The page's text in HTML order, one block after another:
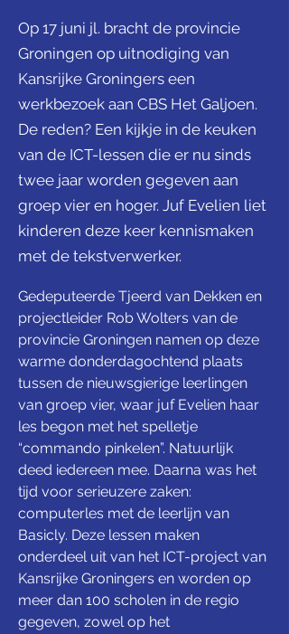
Op 17 juni jl. bracht de provincie
Groningen op uitnodiging van
Kansrijke Groningers een
werkbezoek aan CBS Het Galjoen.
De reden? Een kijkje in de keuken
van de ICT-lessen die er nu sinds
twee jaar worden gegeven aan
groep vier en hoger. Juf Evelien liet
kinderen deze keer kennismaken
met de tekstverwerker.
Gedeputeerde Tjeerd van Dekken en
projectleider Rob Wolters van de
provincie Groningen namen op deze
warme donderdagochtend plaats
tussen de nieuwsgierige leerlingen
van groep vier, waar juf Evelien haar
les begon met het spelletje
“commando pinkelen”. Natuurlijk
deed iedereen mee. Daarna was het
tijd voor serieuzere zaken:
computerles met de leerlijn van
Basicly. Deze lessen maken
onderdeel uit van het ICT-project van
Kansrijke Groningers en worden op
meer dan 100 scholen in de regio
gegeven, zowel op het